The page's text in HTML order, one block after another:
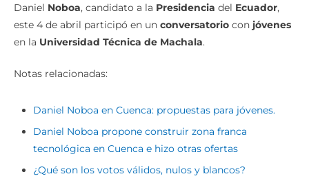
Daniel Noboa, candidato a la Presidencia del Ecuador,
este 4 de abril participó en un conversatorio con jóvenes
en la Universidad Técnica de Machala.
Notas relacionadas:
Daniel Noboa en Cuenca: propuestas para jóvenes.
Daniel Noboa propone construir zona franca
tecnológica en Cuenca e hizo otras ofertas
¿Qué son los votos válidos, nulos y blancos?